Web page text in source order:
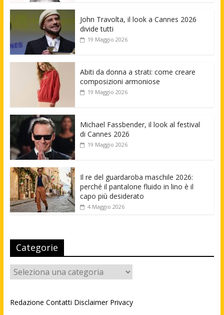
John Travolta, il look a Cannes 2026
divide tutti
19 Maggio 2026
Abiti da donna a strati: come creare
composizioni armoniose
19 Maggio 2026
Michael Fassbender, il look al festival
di Cannes 2026
19 Maggio 2026
Il re del guardaroba maschile 2026:
perché il pantalone fluido in lino è il
capo più desiderato
4 Maggio 2026
Categorie
Categorie
Redazione Contatti Disclaimer Privacy